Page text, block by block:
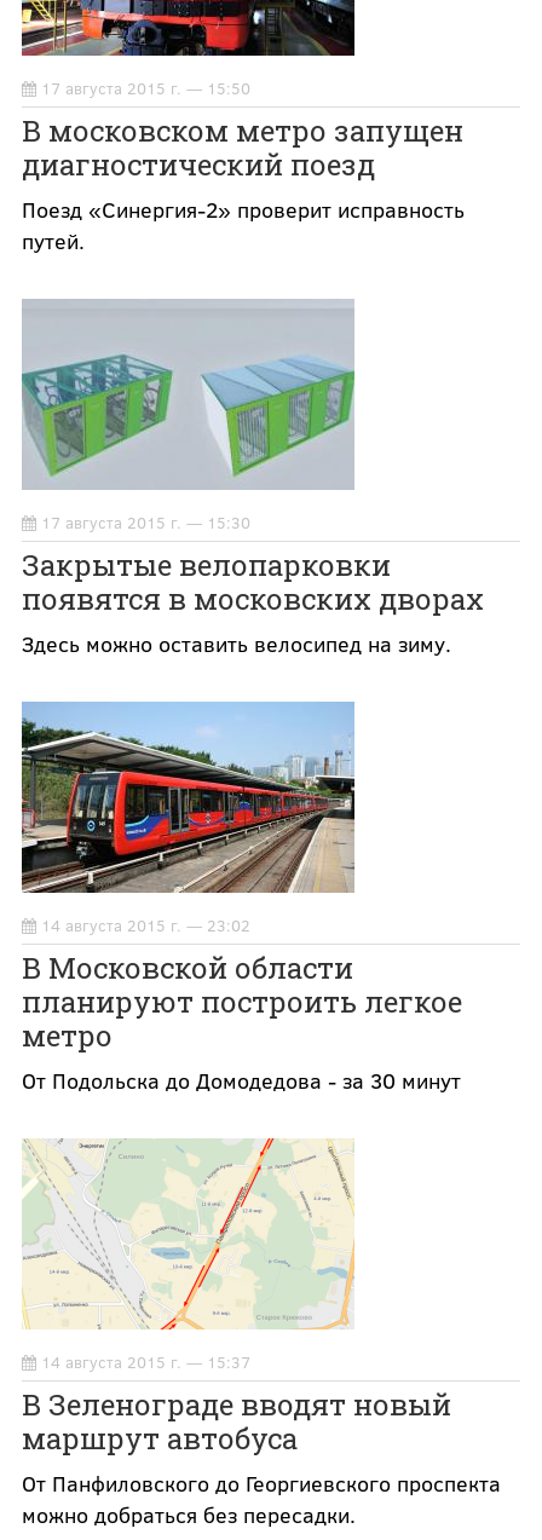
17 августа 2015 г. — 15:50
В московском метро запущен
диагностический поезд
Поезд «Синергия-2» проверит исправность
путей.
17 августа 2015 г. — 15:30
Закрытые велопарковки
появятся в московских дворах
Здесь можно оставить велосипед на зиму.
14 августа 2015 г. — 23:02
В Московской области
планируют построить легкое
метро
От Подольска до Домодедова - за 30 минут
14 августа 2015 г. — 15:37
В Зеленограде вводят новый
маршрут автобуса
От Панфиловского до Георгиевского проспекта
можно добраться без пересадки.